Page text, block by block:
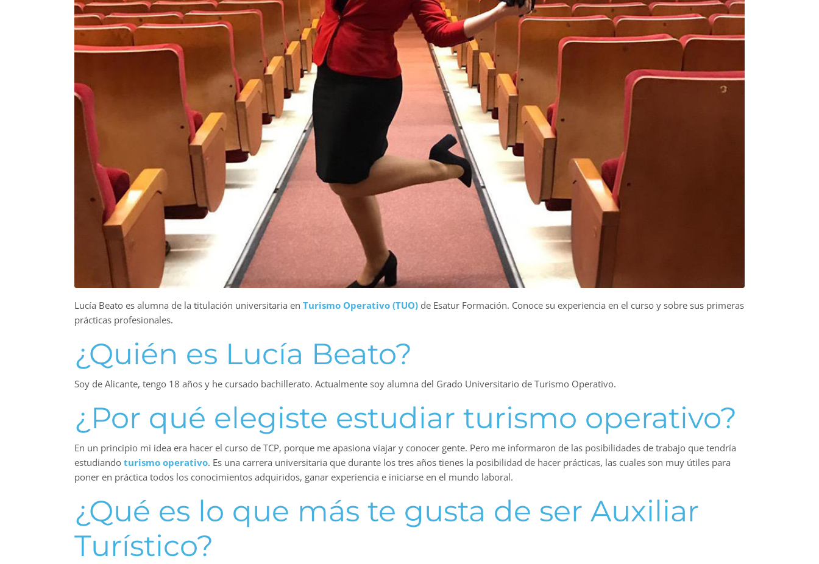
Lucía Beato es alumna de la titulación universitaria en Turismo Operativo (TUO) de Esatur Formación. Conoce su experiencia en el curso y sobre sus primeras
prácticas profesionales.
¿Quién es Lucía Beato?
Soy de Alicante, tengo 18 años y he cursado bachillerato. Actualmente soy alumna del Grado Universitario de Turismo Operativo.
¿Por qué elegiste estudiar turismo operativo?
En un principio mi idea era hacer el curso de TCP, porque me apasiona viajar y conocer gente. Pero me informaron de las posibilidades de trabajo que tendría
estudiando turismo operativo. Es una carrera universitaria que durante los tres años tienes la posibilidad de hacer prácticas, las cuales son muy útiles para
poner en práctica todos los conocimientos adquiridos, ganar experiencia e iniciarse en el mundo laboral.
¿Qué es lo que más te gusta de ser Auxiliar
Turístico?